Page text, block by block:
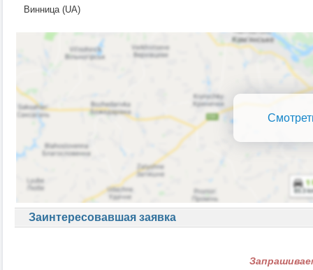
Винница (UA)
Заинтересовавшая заявка